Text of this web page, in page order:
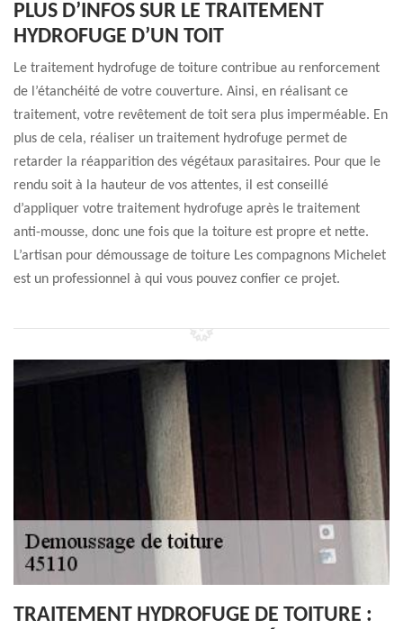
PLUS D’INFOS SUR LE TRAITEMENT
HYDROFUGE D’UN TOIT
Le traitement hydrofuge de toiture contribue au renforcement
de l’étanchéité de votre couverture. Ainsi, en réalisant ce
traitement, votre revêtement de toit sera plus imperméable. En
plus de cela, réaliser un traitement hydrofuge permet de
retarder la réapparition des végétaux parasitaires. Pour que le
rendu soit à la hauteur de vos attentes, il est conseillé
d’appliquer votre traitement hydrofuge après le traitement
anti-mousse, donc une fois que la toiture est propre et nette.
L’artisan pour démoussage de toiture Les compagnons Michelet
est un professionnel à qui vous pouvez confier ce projet.
TRAITEMENT HYDROFUGE DE TOITURE :